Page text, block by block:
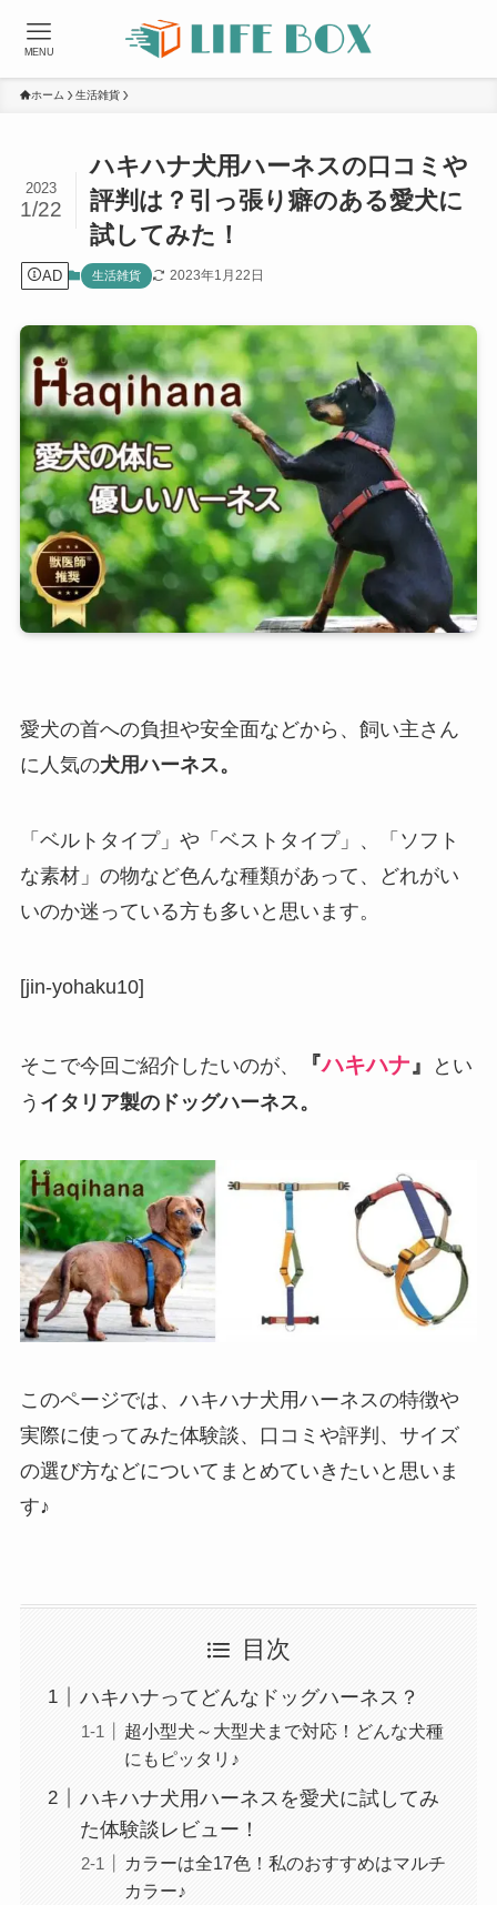
MENU
ホーム 生活雑貨
ハキハナ犬用ハーネスの口コミや
評判は？引っ張り癖のある愛犬に
試してみた！
2023
1/22
AD 生活雑貨 2023年1月22日
愛犬の首への負担や安全面などから、飼い主さん
に人気の犬用ハーネス。
「ベルトタイプ」や「ベストタイプ」、「ソフト
な素材」の物など色んな種類があって、どれがい
いのか迷っている方も多いと思います。
[jin-yohaku10]
そこで今回ご紹介したいのが、 『ハキハナ』
とい
う イタリア製のドッグハーネス。
このページでは、ハキハナ犬用ハーネスの特徴や
実際に使ってみた体験談、口コミや評判、サイズ
の選び方などについてまとめていきたいと思いま
す♪
目次
ハキハナってどんなドッグハーネス？
超小型犬～大型犬まで対応！どんな犬種
にもピッタリ♪
ハキハナ犬用ハーネスを愛犬に試してみ
た体験談レビュー！
カラーは全17色！私のおすすめはマルチ
カラー♪